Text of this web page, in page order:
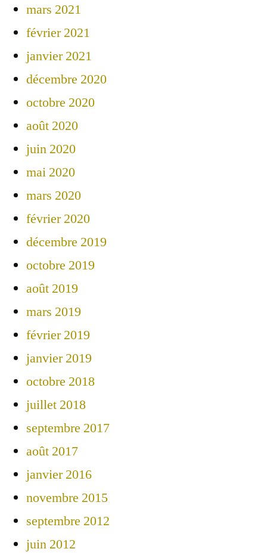
mars 2021
février 2021
janvier 2021
décembre 2020
octobre 2020
août 2020
juin 2020
mai 2020
mars 2020
février 2020
décembre 2019
octobre 2019
août 2019
mars 2019
février 2019
janvier 2019
octobre 2018
juillet 2018
septembre 2017
août 2017
janvier 2016
novembre 2015
septembre 2012
juin 2012